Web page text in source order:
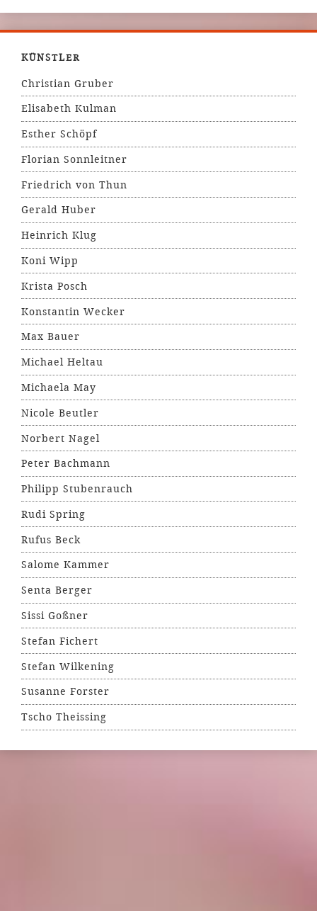
KÜNSTLER
Christian Gruber
Elisabeth Kulman
Esther Schöpf
Florian Sonnleitner
Friedrich von Thun
Gerald Huber
Heinrich Klug
Koni Wipp
Krista Posch
Konstantin Wecker
Max Bauer
Michael Heltau
Michaela May
Nicole Beutler
Norbert Nagel
Peter Bachmann
Philipp Stubenrauch
Rudi Spring
Rufus Beck
Salome Kammer
Senta Berger
Sissi Goßner
Stefan Fichert
Stefan Wilkening
Susanne Forster
Tscho Theissing